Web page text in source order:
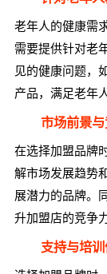
老年人的健康需
需要提供针对老
见的健康问题，
产品，满足老年
市场前景
在选择加盟品牌
解市场发展趋势
展潜力的品牌。
升加盟店的竞争力
支持与培